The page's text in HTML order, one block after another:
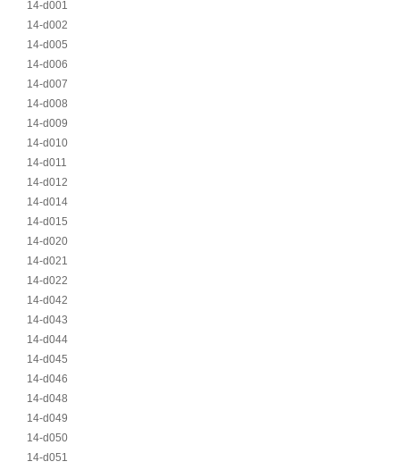
14-d001
14-d002
14-d005
14-d006
14-d007
14-d008
14-d009
14-d010
14-d011
14-d012
14-d014
14-d015
14-d020
14-d021
14-d022
14-d042
14-d043
14-d044
14-d045
14-d046
14-d048
14-d049
14-d050
14-d051